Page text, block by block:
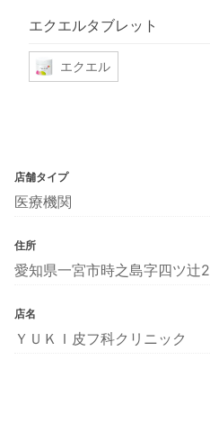
エクエルタブレット
エクエル
店舗タイプ
医療機関
住所
愛知県一宮市時之島字四ツ辻2
店名
ＹＵＫＩ皮フ科クリニック